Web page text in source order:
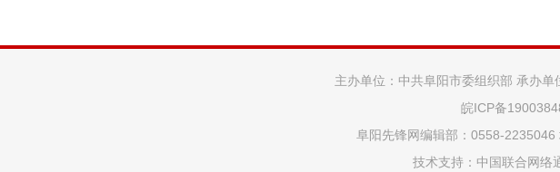
主办单位：中共阜阳市委组织部 承办
皖ICP备
阜阳先锋网编辑部：0558-
技术支持：中国联合网络